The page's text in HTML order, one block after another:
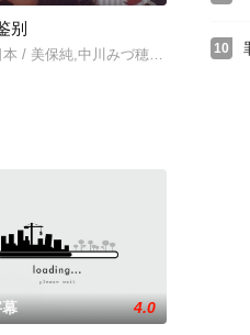
他们给他取名叫泰山。由于自
instant his life is abruptly turned u
顾俊约好到乡下进行闭关思考,两
别
/ 美保純,中川みづ穂,山口千枝
4.0
10